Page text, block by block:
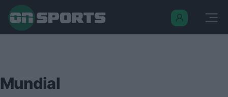
Mundial